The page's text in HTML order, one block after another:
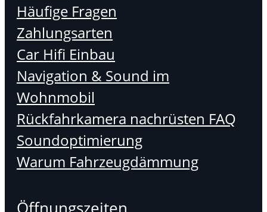
Häufige Fragen
Zahlungsarten
Car Hifi Einbau
Navigation & Sound im
Wohnmobil
Rückfahrkamera nachrüsten FAQ
Soundoptimierung
Warum Fahrzeugdämmung